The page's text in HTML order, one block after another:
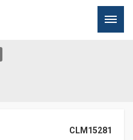
LE-
CLM15281